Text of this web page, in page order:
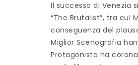
Il successo di Venezia
“The Brutalist”, tra cui
conseguenza del
Miglior Scenografia
Protagonista ha